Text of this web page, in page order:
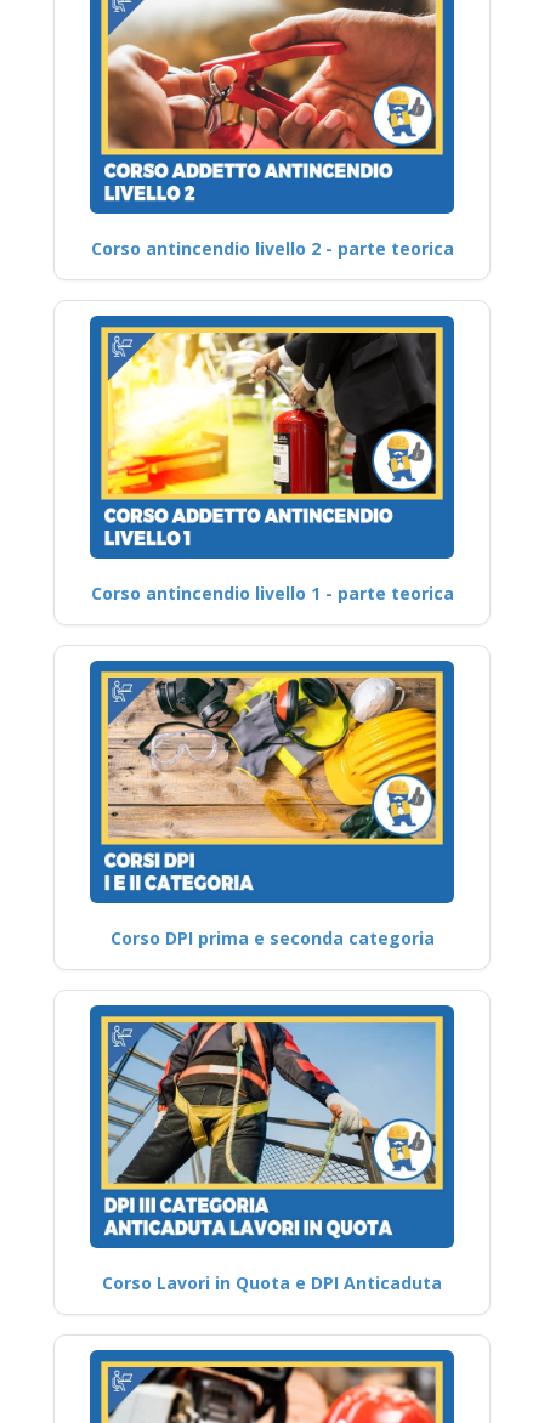
Corso antincendio livello 2 - parte teorica
Corso antincendio livello 1 - parte teorica
Corso DPI prima e seconda categoria
Corso Lavori in Quota e DPI Anticaduta